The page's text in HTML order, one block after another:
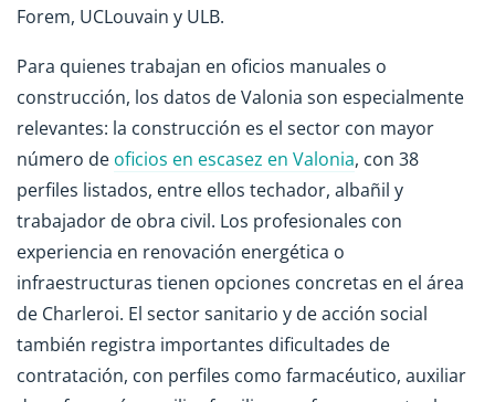
Forem, UCLouvain y ULB.
Para quienes trabajan en oficios manuales o
construcción, los datos de Valonia son especialmente
relevantes: la construcción es el sector con mayor
número de oficios en escasez en Valonia, con 38
perfiles listados, entre ellos techador, albañil y
trabajador de obra civil. Los profesionales con
experiencia en renovación energética o
infraestructuras tienen opciones concretas en el área
de Charleroi. El sector sanitario y de acción social
también registra importantes dificultades de
contratación, con perfiles como farmacéutico, auxiliar